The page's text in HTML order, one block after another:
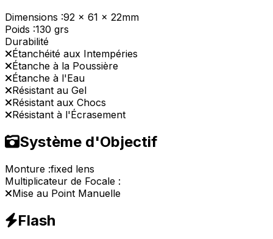
Dimensions :92 x 61 x 22mm
Poids :130 grs
Durabilité
Étanchéité aux Intempéries
Étanche à la Poussière
Étanche à l'Eau
Résistant au Gel
Résistant aux Chocs
Résistant à l'Écrasement
Système d'Objectif
Monture :fixed lens
Multiplicateur de Focale :
Mise au Point Manuelle
Flash